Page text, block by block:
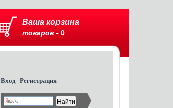
Ваша корзина
товаров - 0
Вход Регистрация